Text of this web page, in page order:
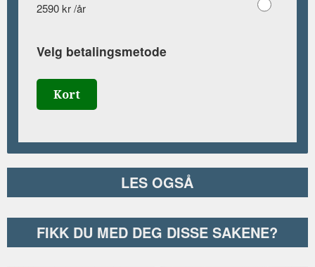
2590 kr /år
Velg betalingsmetode
Kort
LES OGSÅ
FIKK DU MED DEG DISSE SAKENE?